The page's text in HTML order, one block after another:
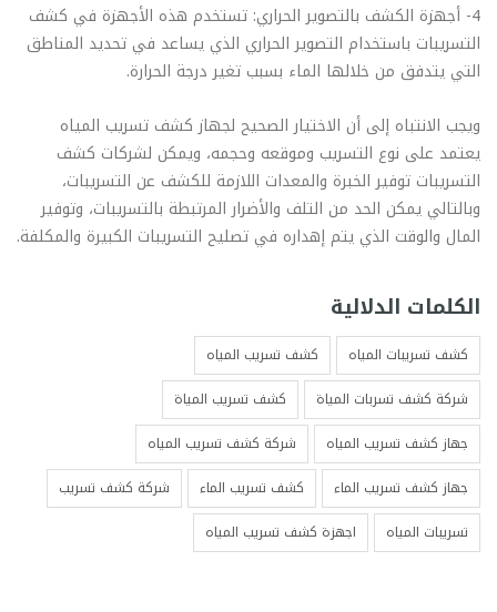
4- أجهزة الكشف بالتصوير الحراري: تستخدم هذه الأجهزة في كشف
التسريبات باستخدام التصوير الحراري الذي يساعد في تحديد المناطق
التي يتدفق من خلالها الماء بسبب تغير درجة الحرارة.
ويجب الانتباه إلى أن الاختيار الصحيح لجهاز كشف تسريب المياه
يعتمد على نوع التسريب وموقعه وحجمه، ويمكن لشركات كشف
التسريبات توفير الخبرة والمعدات اللازمة للكشف عن التسريبات،
وبالتالي يمكن الحد من التلف والأضرار المرتبطة بالتسريبات، وتوفير
المال والوقت الذي يتم إهداره في تصليح التسريبات الكبيرة والمكلفة.
الكلمات الدلالية
كشف تسريبات المياه
كشف تسريب المياه
شركة كشف تسربات المياة
كشف تسريب المياة
جهاز كشف تسريب المياه
شركة كشف تسريب المياه
جهاز كشف تسريب الماء
كشف تسريب الماء
شركة كشف تسريب
تسريبات المياه
اجهزة كشف تسريب المياه